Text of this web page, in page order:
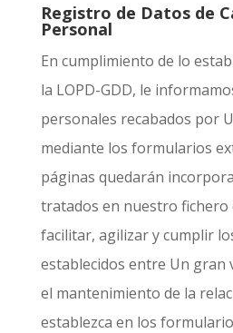
Registro de Datos de
Personal
En cumplimiento de lo
la LOPD-GDD, le
personales recabados por
mediante los formularios
páginas quedarán
tratados en nuestro fichero
facilitar, agilizar y cumplir
establecidos entre Un gran
el mantenimiento de la
establezca en los